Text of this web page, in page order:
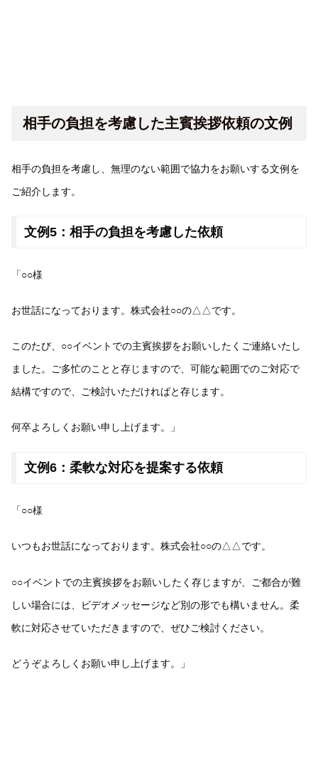
相手の負担を考慮した主賓挨拶依頼の文例
相手の負担を考慮し、無理のない範囲で協力をお願いする文例を
ご紹介します。
文例5：相手の負担を考慮した依頼
「○○様
お世話になっております。株式会社○○の△△です。
このたび、○○イベントでの主賓挨拶をお願いしたくご連絡いたし
ました。ご多忙のことと存じますので、可能な範囲でのご対応で
結構ですので、ご検討いただければと存じます。
何卒よろしくお願い申し上げます。」
文例6：柔軟な対応を提案する依頼
「○○様
いつもお世話になっております。株式会社○○の△△です。
○○イベントでの主賓挨拶をお願いしたく存じますが、ご都合が難
しい場合には、ビデオメッセージなど別の形でも構いません。柔
軟に対応させていただきますので、ぜひご検討ください。
どうぞよろしくお願い申し上げます。」